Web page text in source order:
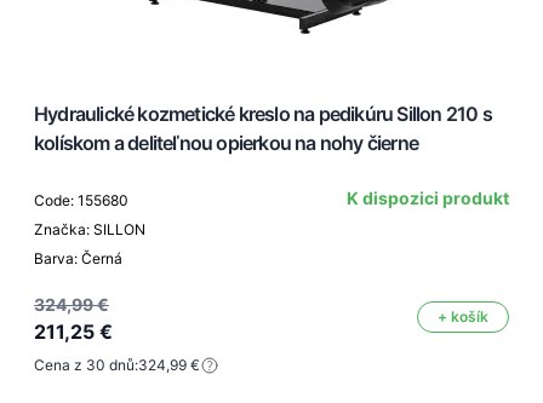
Hydraulické kozmetické kreslo na pedikúru Sillon 210 s
kolískom a deliteľnou opierkou na nohy čierne
Code: 155680
Značka: SILLON
Barva: Černá
K dispozici produkt
324,99 €
211,25 €
+ košík
Cena z 30 dnů:324,99 €